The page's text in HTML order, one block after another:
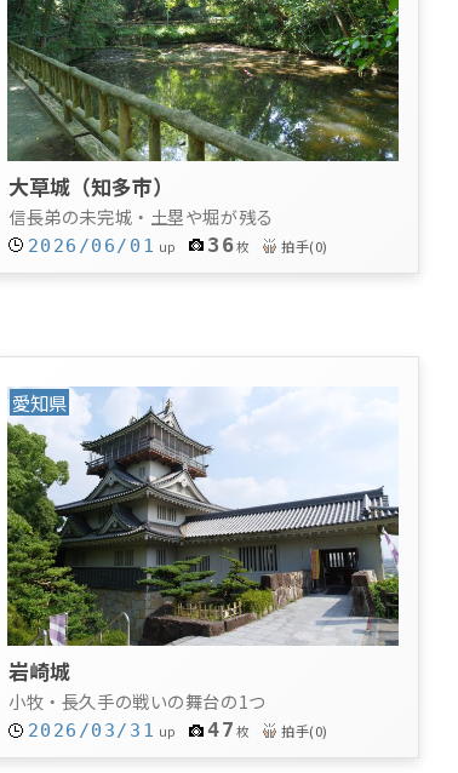
大草城（知多市）
信長弟の未完城・土塁や堀が残る
2026/06/01 up 36枚 拍手(0)
愛知県
岩崎城
小牧・長久手の戦いの舞台の1つ
2026/03/31 up 47 枚 拍手(0)